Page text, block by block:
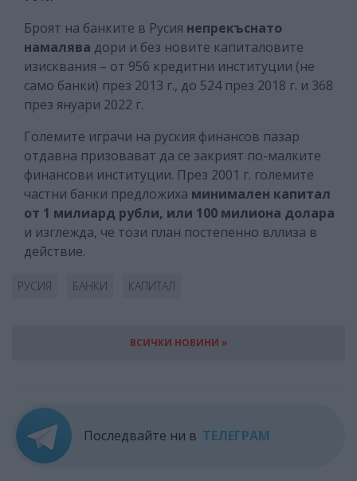
Броят на банките в Русия непрекъснато
намалява дори и без новите капиталовите
изисквания – от 956 кредитни институции (не
само банки) през 2013 г., до 524 през 2018 г. и 368
през януари 2022 г.
Големите играчи на руския финансов пазар
отдавна призовават да се закрият по-малките
финансови институции. През 2001 г. големите
частни банки предложиха минимален капитал
от 1 милиард рубли, или 100 милиона долара
и изглежда, че този план постепенно вллиза в
действие.
РУСИЯ БАНКИ КАПИТАЛ
ВСИЧКИ НОВИНИ »
Последвайте ни в ТЕЛЕГРАМ